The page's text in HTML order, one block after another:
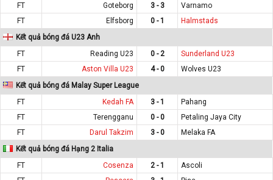
FT
Goteborg 3 - 3
Varnamo
FT
Elfsborg 0 - 1
Halmstads
Kết quả bóng đá U23 Anh
FT
Reading U23 0 - 2
Sunderland U23
FT
Aston Villa U23 4 - 0
Wolves U23
Kết quả bóng đá Malay Super League
FT
Kedah FA 3 - 1
Pahang
FT
Terengganu 0 - 0
Petaling Jaya City
FT
Darul Takzim 3 - 0
Melaka FA
Kết quả bóng đá Hạng 2 Italia
FT
Cosenza 2 - 1
Ascoli